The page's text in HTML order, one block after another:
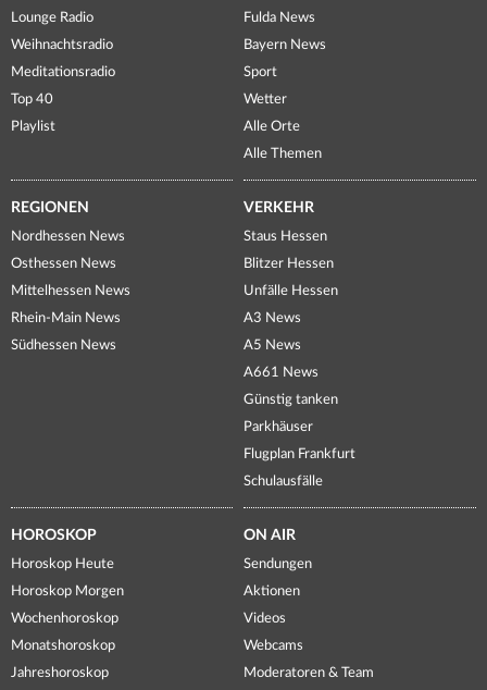
Lounge Radio
Weihnachtsradio
Meditationsradio
Top 40
Playlist
Fulda News
Bayern News
Sport
Wetter
Alle Orte
Alle Themen
REGIONEN
Nordhessen News
Osthessen News
Mittelhessen News
Rhein-Main News
Südhessen News
VERKEHR
Staus Hessen
Blitzer Hessen
Unfälle Hessen
A3 News
A5 News
A661 News
Günstig tanken
Parkhäuser
Flugplan Frankfurt
Schulausfälle
HOROSKOP
Horoskop Heute
Horoskop Morgen
Wochenhoroskop
Monatshoroskop
Jahreshoroskop
ON AIR
Sendungen
Aktionen
Videos
Webcams
Moderatoren & Team